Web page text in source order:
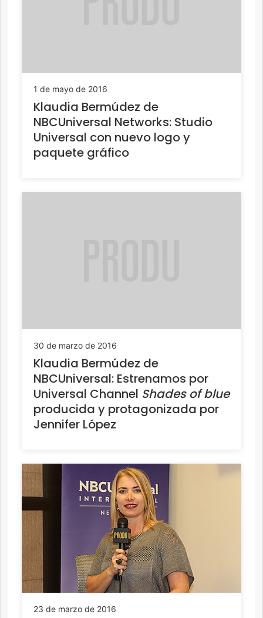
1 de mayo de 2016
Klaudia Bermúdez de
NBCUniversal Networks: Studio
Universal con nuevo logo y
paquete gráfico
30 de marzo de 2016
Klaudia Bermúdez de
NBCUniversal: Estrenamos por
Universal Channel Shades of blue
producida y protagonizada por
Jennifer López
23 de marzo de 2016